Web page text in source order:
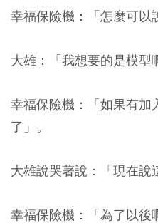
幸福保險機：「怎麼可以
大雄：「我想要的是模型
幸福保險機：「如果有加
了」。
大雄說哭著說：「現在說
幸福保險機：「為了以後